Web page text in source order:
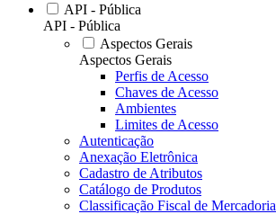
API - Pública
API - Pública
Aspectos Gerais
Aspectos Gerais
Perfis de Acesso
Chaves de Acesso
Ambientes
Limites de Acesso
Autenticação
Anexação Eletrônica
Cadastro de Atributos
Catálogo de Produtos
Classificação Fiscal de Mercadoria